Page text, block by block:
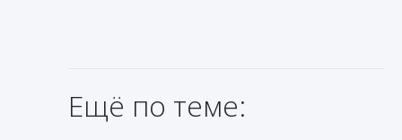
Ещё по теме: